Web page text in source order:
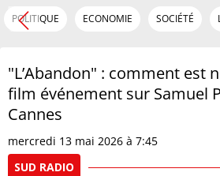
POLITIQUE ECONOMIE SOCIÉTÉ
"L’Abandon" : comment est
film événement sur Samuel
Cannes
mercredi 13 mai 2026 à 7:45
SUD RADIO